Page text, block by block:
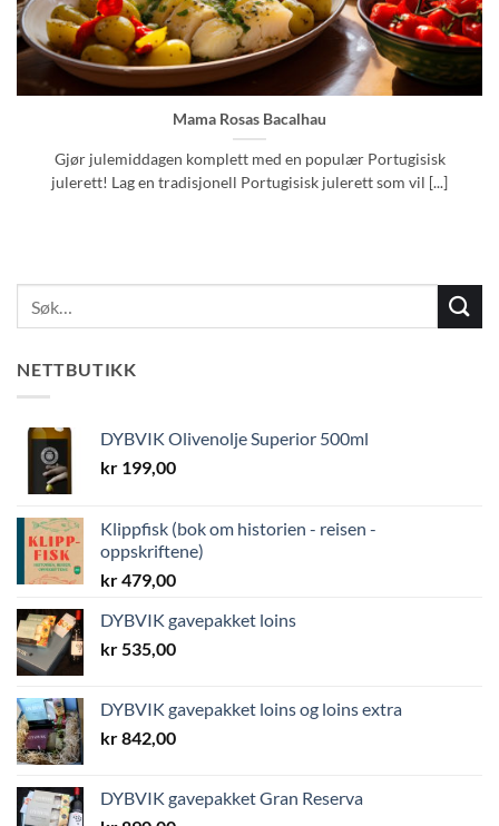
Mama Rosas Bacalhau
Gjør julemiddagen komplett med en populær Portugisisk
julerett! Lag en tradisjonell Portugisisk julerett som vil [...]
NETTBUTIKK
DYBVIK Olivenolje Superior 500ml
kr 199,00
Klippfisk (bok om historien - reisen -
oppskriftene)
kr479,00
DYBVIK gavepakket loins
kr 535,00
DYBVIK gavepakket loins og loins extra
kr842,00
DYBVIK gavepakket Gran Reserva